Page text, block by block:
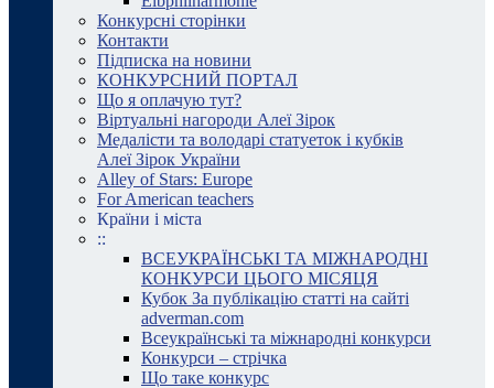
Конкурсні сторінки
Контакти
Підписка на новини
КОНКУРСНИЙ ПОРТАЛ
Що я оплачую тут?
Віртуальні нагороди Алеї Зірок
Медалісти та володарі статуеток і кубків
Алеї Зірок України
Alley of Stars: Europe
For American teachers
Країни і міста
::
ВСЕУКРАЇНСЬКІ ТА МІЖНАРОДНІ
КОНКУРСИ ЦЬОГО МІСЯЦЯ
Кубок За публікацію статті на сайті
adverman.com
Всеукраїнські та міжнародні конкурси
Конкурси – стрічка
Що таке конкурс